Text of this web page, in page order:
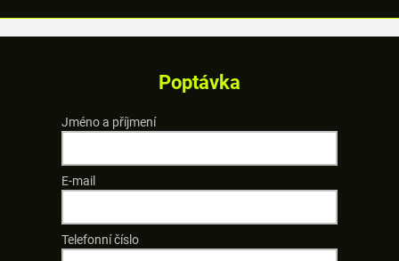
Poptávka
Jméno a příjmení
E-mail
Telefonní číslo